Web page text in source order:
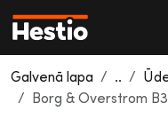
Galvenā lapa ..
Borg & Overstrom